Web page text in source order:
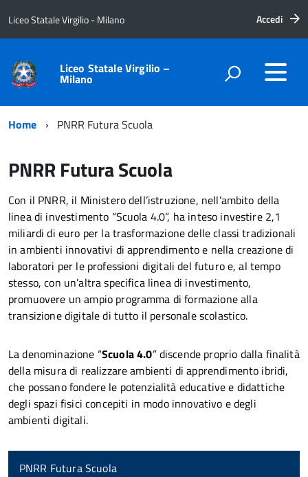
Liceo Statale Virgilio - Milano Accedi
Liceo Statale Virgilio –
Milano
Home PNRR Futura Scuola
PNRR Futura Scuola
Con il PNRR, il Ministero dell’istruzione, nell’ambito della
linea di investimento “Scuola 4.0”, ha inteso investire 2,1
miliardi di euro per la trasformazione delle classi tradizionali
in ambienti innovativi di apprendimento e nella creazione di
laboratori per le professioni digitali del futuro e, al tempo
stesso, con un’altra specifica linea di investimento,
promuovere un ampio programma di formazione alla
transizione digitale di tutto il personale scolastico.
La denominazione “Scuola 4.0” discende proprio dalla finalità
della misura di realizzare ambienti di apprendimento ibridi,
che possano fondere le potenzialità educative e didattiche
degli spazi fisici concepiti in modo innovativo e degli
ambienti digitali.
PNRR Futura Scuola